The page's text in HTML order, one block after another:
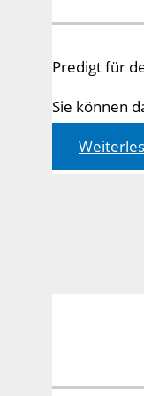
Predigt für
Sie können
Matthäus
04,1-
11